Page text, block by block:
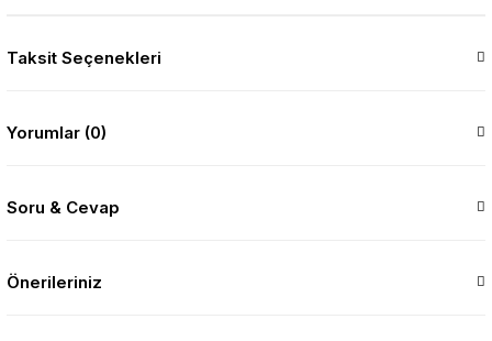
Taksit Seçenekleri
Yorumlar (0)
Soru & Cevap
Önerileriniz